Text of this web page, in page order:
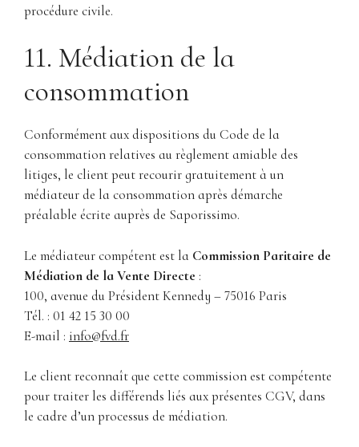
procédure civile.
11. Médiation de la
consommation
Conformément aux dispositions du Code de la
consommation relatives au règlement amiable des
litiges, le client peut recourir gratuitement à un
médiateur de la consommation après démarche
préalable écrite auprès de Saporissimo.
Le médiateur compétent est la Commission Paritaire de
Médiation de la Vente Directe :
100, avenue du Président Kennedy – 75016 Paris
Tél. : 01 42 15 30 00
E-mail : info@fvd.fr
Le client reconnaît que cette commission est compétente
pour traiter les différends liés aux présentes CGV, dans
le cadre d’un processus de médiation.